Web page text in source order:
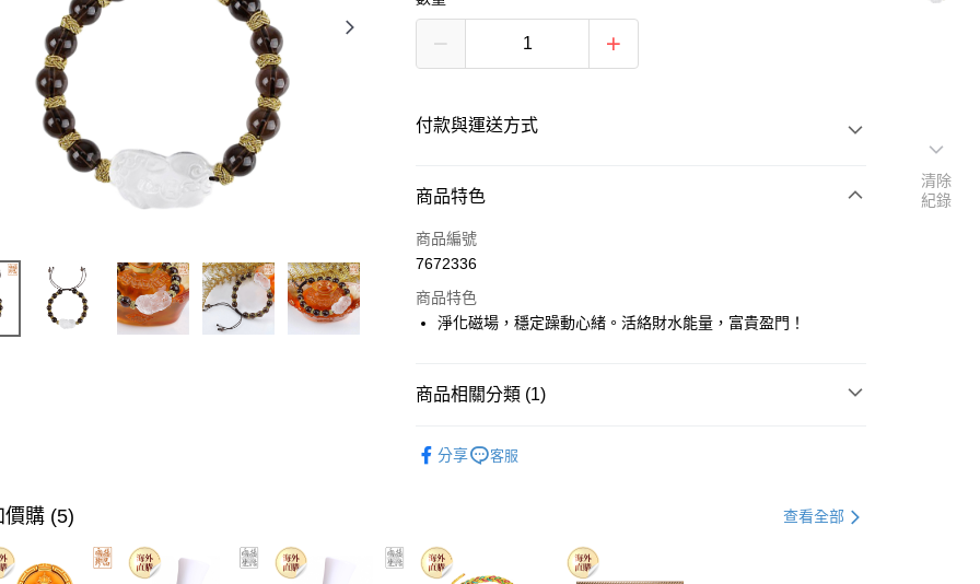
付款與運送方式
付款方式
信用卡一次付款
Google Pay
運送方式
商品特色
商品編號
7672336
商品特色
淨化磁場，穩定躁動心緒。活絡財水能量，富貴盈門！
商品相關分類 (1)
分享
客服
價購 (5) 查看全部
清除
紀錄